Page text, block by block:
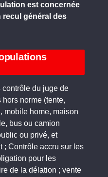
est concernée
recul général des
contrôle du juge de
hors norme (tente,
mobile home, maison
bus ou camion
ou privé, et
; Contrôle accru sur les
pour les
de la délation ; vente